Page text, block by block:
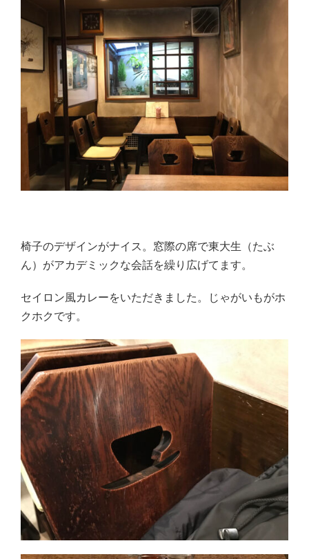
椅子のデザインがナイス。窓際の席で東大生（たぶ
ん）がアカデミックな会話を繰り広げてます。
セイロン風カレーをいただきました。じゃがいもがホ
クホクです。